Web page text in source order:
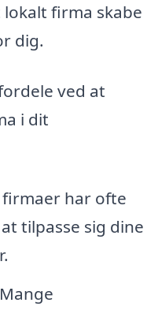
firma skabe
dig.
ved at
i dit
firmaer har ofte
tilpasse sig dine
Mange